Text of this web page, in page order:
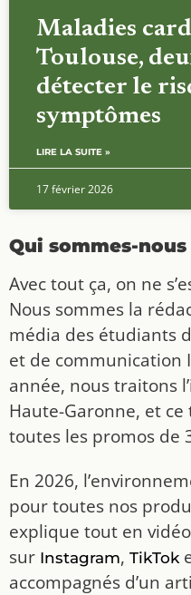
Maladies
Toulouse,
détecter le
symptômes
LIRE LA SUITE »
17 février 2026
Qui sommes-nous
Avec tout ça, on ne
Nous sommes la
média des étudiants
et de communication
année, nous traitons
Haute-Garonne, et
toutes les promos de
En 2026,
pour toutes nos
explique tout en
sur Instagram, TikTok
accompagnés d’un